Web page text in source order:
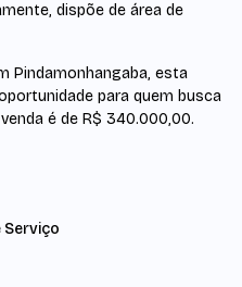
dispõe de área de
Pindamonhangaba, esta
para quem busca
é de R$ 340.000,00.
Serviço